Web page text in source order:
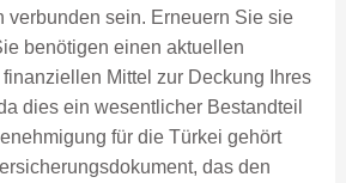
verbunden sein. Erneuern Sie sie
benötigen einen aktuellen
Mittel zur Deckung Ihres
dies ein wesentlicher Bestandteil
für die Türkei gehört
das den